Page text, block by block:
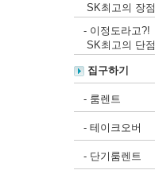
SK최고의 장점
- 이정도라고?!
SK최고의 단점
집구하기
- 룸렌트
-테이크오버
- 단기룸렌트